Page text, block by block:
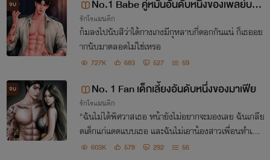
จบ
No.1 Babe คู่หมั้นอันดับหนึ่งของเพลย์บอ
ย (มี E-book)
รักโรแมนติก
ก้มลงไปนับสิว่าใต้กางเกงมีกุหลาบกี่ดอกกันแน่ ก็เธออย
ากนับมาตลอดไม่ใช่เหรอ
727K 683 527 59
จบ No. 1 Fan เด็กเลี้ยงอันดับหนึ่งของมาเฟีย
รักโรแมนติก
"ฉันไม่ได้พิศวาสเธอ หน้ายังไม่อยากจะมองเลย ฉันเกลีย
ดเด็กแก่แดดแบบเธอ และฉันไม่เอาน้องสาวเพื่อนทำเมีย
หรอกไม่ต้องห่วง"
603K 578 292 56